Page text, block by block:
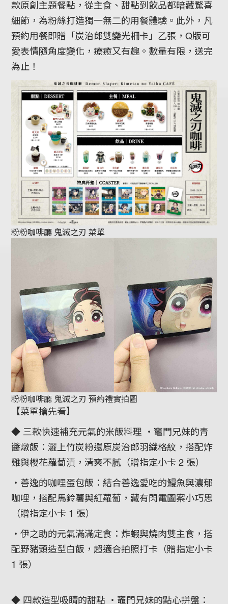
款原創主題餐點，從主食、甜點到飲品都暗藏驚喜
細節，為粉絲打造獨一無二的用餐體驗。此外，凡
預約用餐即贈「炭治郎雙變光柵卡」乙張，Q版可
愛表情隨角度變化，療癒又有趣。數量有限，送完
為止！
粉粉咖啡廳 鬼滅之刃 菜單
粉粉咖啡廳 鬼滅之刃 預約禮實拍圖
【菜單搶先看】
◆ 三款快速補充元氣的米飯料理 ・竈門兄妹的青
醬燉飯：灑上竹炭粉還原炭治郎羽織格紋，搭配炸
雞與櫻花蘿蔔漬，清爽不膩（贈指定小卡 2 張）
・善逸的咖哩蛋包飯：結合善逸愛吃的鰻魚與濃郁
咖哩，搭配馬鈴薯與紅蘿蔔，藏有閃電圖案小巧思
（贈指定小卡 1 張）
・伊之助的元氣滿滿定食：炸蝦與燒肉雙主食，搭
配野豬頭造型白飯，超適合拍照打卡（贈指定小卡
1 張）
◆ 四款造型吸睛的甜點 ・竈門兄妹的點心拼盤：